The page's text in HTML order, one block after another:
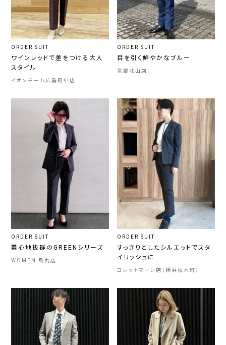
ORDER SUIT
ワインレッドで差をつける大人
スタイル
イオンモール広島府中店
ORDER SUIT
目を引く鮮やかなブルー
京都北山店
ORDER SUIT
着心地抜群のGREENシリーズ
WOMEN 烏丸店
ORDER SUIT
すっきりとしたシルエットでスタ
イリッシュに
コレットマーレ店（横浜桜木町）